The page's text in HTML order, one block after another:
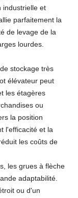
industrielle et
parfaitement la
de levage de la
lourdes.
stockage très
élévateur peut
les étagères
ou
la position
l'efficacité et la
les coûts de
les grues à flèche
adaptabilité.
ou d'un